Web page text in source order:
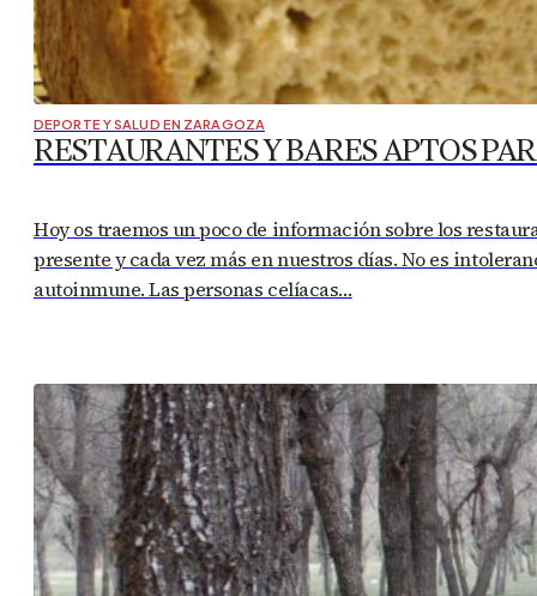
DEPORTE Y SALUD EN ZARAGOZA
RESTAURANTES Y BARES APTOS
Hoy os traemos un poco de información sobre los
presente y cada vez más en nuestros días. No es
autoinmune. Las personas celíacas…